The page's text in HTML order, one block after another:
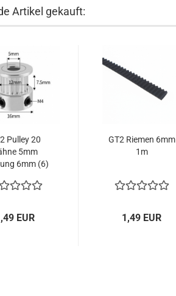
Artikel gekauft:
Pulley 20
5mm
6mm (6)
EUR
GT2 Riemen 6mm
1m
1,49 EUR